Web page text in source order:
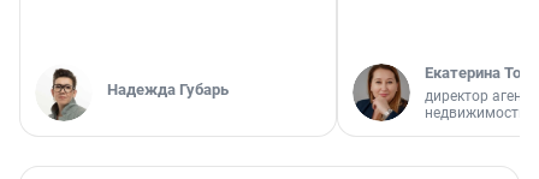
Надежда Губарь
Екатерина
директор
недвижимости